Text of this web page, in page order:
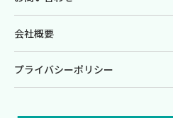
会社概要
プライバシーポリシー